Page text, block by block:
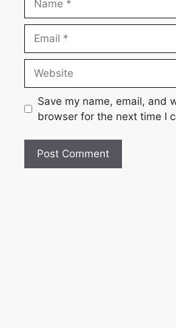
Save my name, email, and
browser for the next time I